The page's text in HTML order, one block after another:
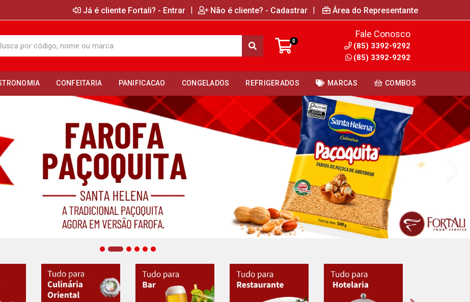
Já é cliente Fortali? - Entrar | Não é cliente? - Cadastrar | Área do Representante
0
Fale Conosco
(85) 3392-9292
(85) 3392-9292
CONFEITARIA PANIFICACAO CONGELADOS REFRIGERADOS MARCAS COMBOS